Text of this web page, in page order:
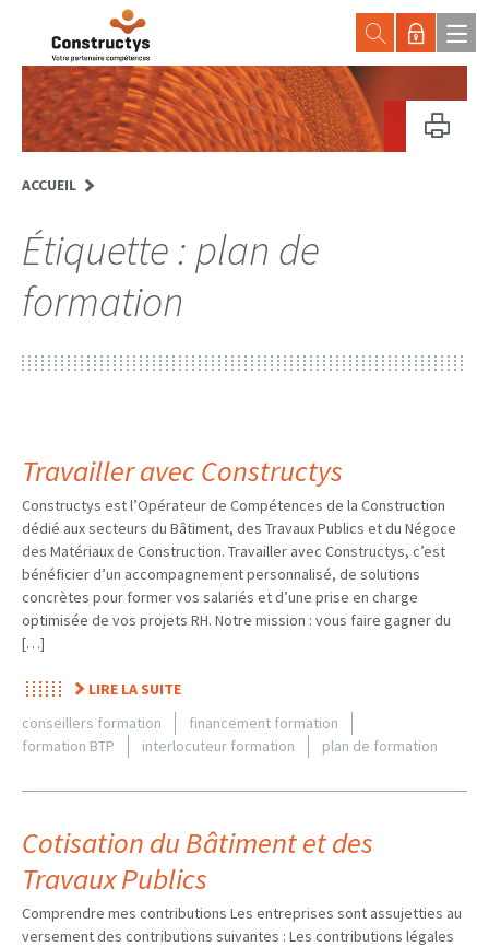
ACCUEIL
Étiquette : plan de
formation
Travailler avec Constructys
Constructys est l’Opérateur de Compétences de la Construction
dédié aux secteurs du Bâtiment, des Travaux Publics et du Négoce
des Matériaux de Construction. Travailler avec Constructys, c’est
bénéficier d’un accompagnement personnalisé, de solutions
concrètes pour former vos salariés et d’une prise en charge
optimisée de vos projets RH. Notre mission : vous faire gagner du
[…]
LIRE LA SUITE
conseillers formation
financement formation
formation BTP
interlocuteur formation plan de formation
Cotisation du Bâtiment et des
Travaux Publics
Comprendre mes contributions Les entreprises sont assujetties au
versement des contributions suivantes : Les contributions légales